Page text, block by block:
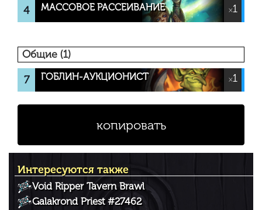
4 МАССОВОЕ РАССЕИВАНИЕ ×1
Общие (1)
7
ГОБЛИН-АУКЦИОНИСТ ×1
копировать
Интересуются также
Void Ripper Tavern Brawl
Galakrond Priest #27462